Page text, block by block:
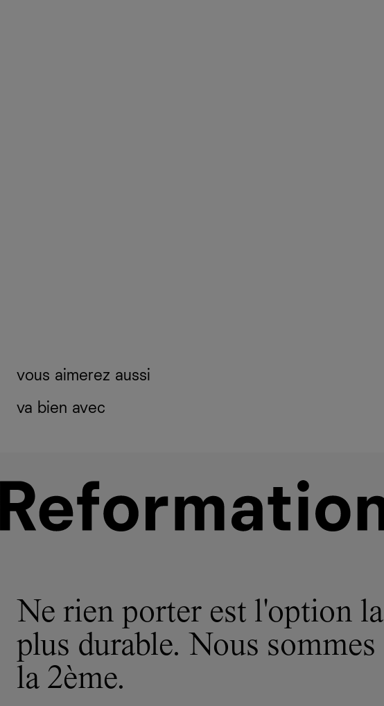
vous aimerez aussi
va bien avec
Ne rien porter est l'option la
plus durable. Nous sommes
la 2ème.